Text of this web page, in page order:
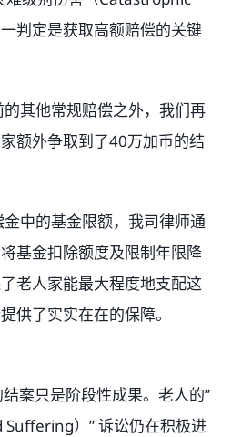
判定是获取高额赔偿的关键
其他常规赔偿之外，我们再
额外争取到了40万加币的结
中的基金限额，我司律师通
基金扣除额度及限制年限降
老人家能最大程度地支配这
供了实实在在的保障。
案只是阶段性成果。老人的”
Suffering）” 诉讼仍在积极进